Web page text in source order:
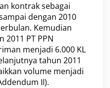
kontrak sebagai
dengan 2010
Kemudian
2011 PT PPN
menjadi 6.000 KL
tahun 2011
volume menjadi
II).